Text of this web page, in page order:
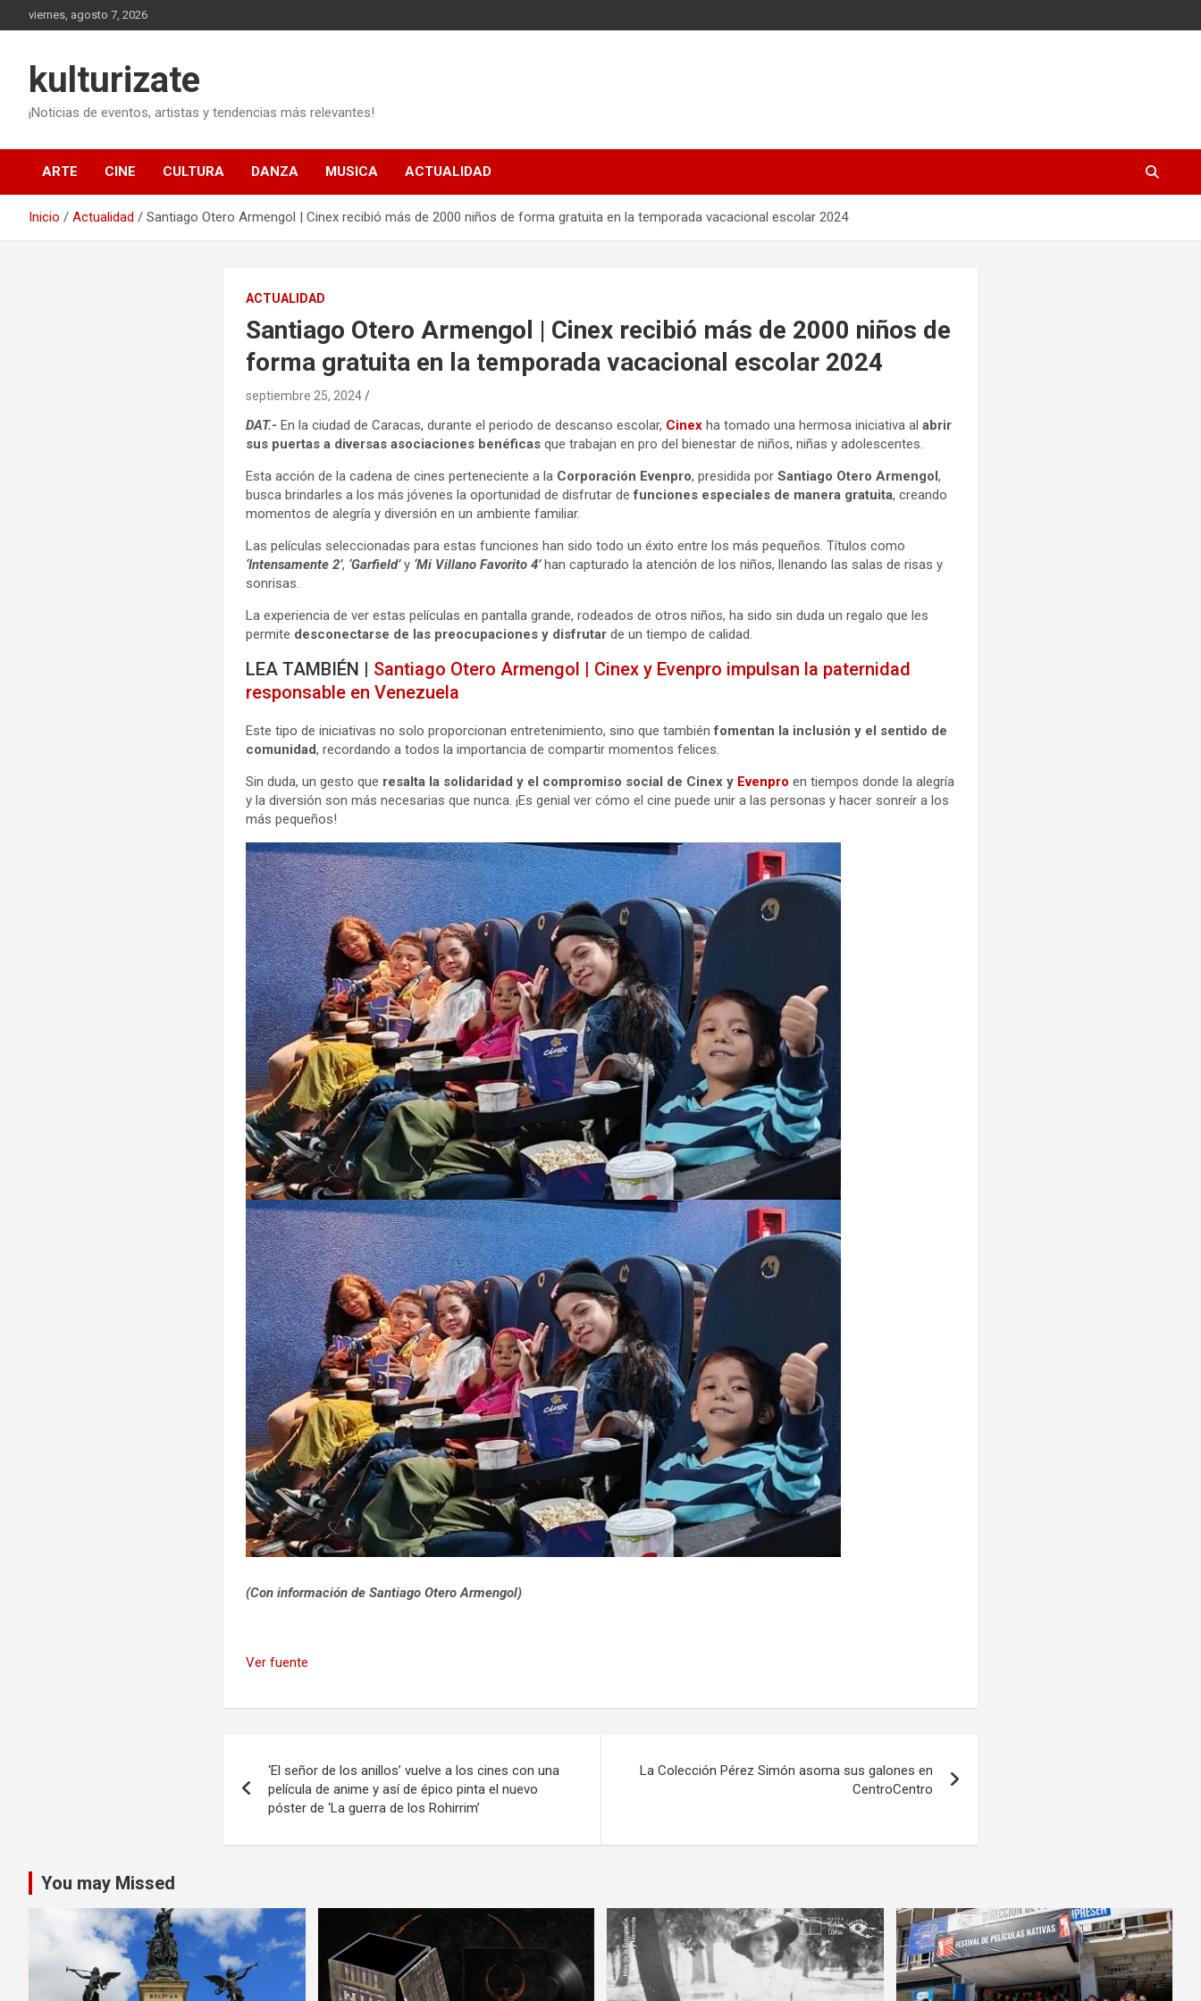
al
viernes, agosto 7, 2026
kulturizate
¡Noticias de eventos, artistas y tendencias más relevantes!
ARTE CINE CULTURA DANZA MUSICA ACTUALIDAD
Inicio Actualidad Santiago Otero Armengol | Cinex recibió más de 2000 niños de forma gratuita en la temporada vacacional escolar 2024
ACTUALIDAD
Santiago Otero Armengol | Cinex recibió más de 2000 niños de
forma gratuita en la temporada vacacional escolar 2024
septiembre 25, 2024
DAT.- En la ciudad de Caracas, durante el periodo de descanso escolar, Cinex ha tomado una hermosa iniciativa alabrir
sus puertas a diversas asociaciones benéficas que trabajan en pro del bienestar de niños, niñas y adolescentes.
Esta acción de la cadena de cines perteneciente a la Corporación Evenpro, presidida porSantiago Otero Armengol,
busca brindarles a los más jóvenes la oportunidad de disfrutar defunciones especiales de manera gratuita, creando
momentos de alegría y diversión en un ambiente familiar.
Las películas seleccionadas para estas funciones han sido todo un éxito entre los más pequeños. Títulos como
‘Intensamente 2’, ‘Garfield’y ‘Mi Villano Favorito 4’han capturado la atención de los niños, llenando las salas de risas y
sonrisas.
La experiencia de ver estas películas en pantalla grande, rodeados de otros niños, ha sido sin duda un regalo que les
permite desconectarse de las preocupaciones y disfrutar de un tiempo de calidad.
LEA TAMBIÉN | Santiago Otero Armengol | Cinex y Evenpro impulsan la paternidad
responsable en Venezuela
Este tipo de iniciativas no solo proporcionan entretenimiento, sino que tambiénfomentan la inclusión y el sentido de
comunidad, recordando a todos la importancia de compartir momentos felices.
Sin duda, un gesto que resalta la solidaridad y el compromiso social de Cinex y Evenpro en tiempos donde la alegría
y la diversión son más necesarias que nunca. ¡Es genial ver cómo el cine puede unir a las personas y hacer sonreír a los
más pequeños!
(Con información de Santiago Otero Armengol)
Ver fuente
de
entradas
‘El señor de los anillos’ vuelve a los cines con una
película de anime y así de épico pinta el nuevo
póster de ‘La guerra de los Rohirrim’
La Colección Pérez Simón asoma sus galones en
CentroCentro
You may Missed